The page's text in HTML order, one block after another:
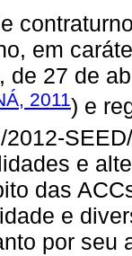
em
de 27 de
2011) e
e
das
e
por seu